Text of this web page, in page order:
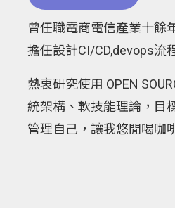
曾任職電商電信產業十餘
擔任設計CI/CD,devops流
熱衷研究使用 OPEN
統架構、軟技能理論，目
管理自己，讓我悠閒喝咖